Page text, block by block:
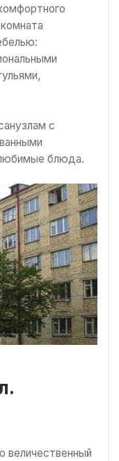
с
блюда.
величественный